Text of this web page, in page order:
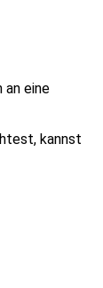
an eine
kannst